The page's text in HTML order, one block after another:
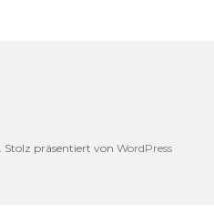
Stolz präsentiert von WordPress